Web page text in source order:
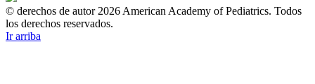
© derechos de autor 2026 American Academy of Pediatrics. Todos
los derechos reservados.
Ir arriba